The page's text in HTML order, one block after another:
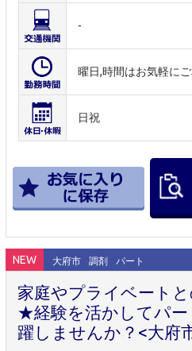
-
曜日,時間はお気軽に
日祝
NEW 大府市 調剤 パート
家庭やプライベート
★経験を活かしてパー
躍しませんか？<大府